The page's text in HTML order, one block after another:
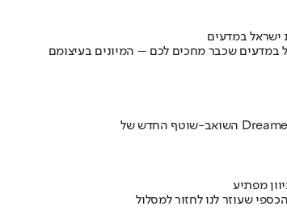
ישראל במדעים
במדעים שכבר מחכים לכם – המיונים בעיצומם
מפתיע
שעוזר לנו לחזור למסלול